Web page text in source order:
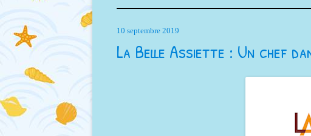
10 septembre 2019
La Belle Assiette : Un chef